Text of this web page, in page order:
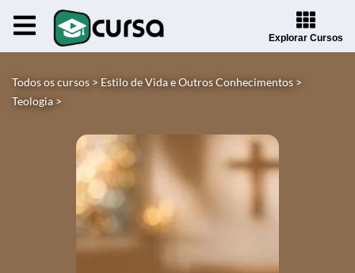
Explorar Cursos
Todos os cursos > Estilo de Vida e Outros Conhecimentos >
Teologia >